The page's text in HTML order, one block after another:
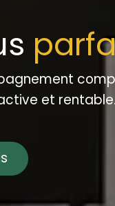
et rentable.